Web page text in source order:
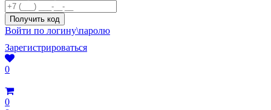
Войти по логину\паролю
Зарегистрироваться
0
0